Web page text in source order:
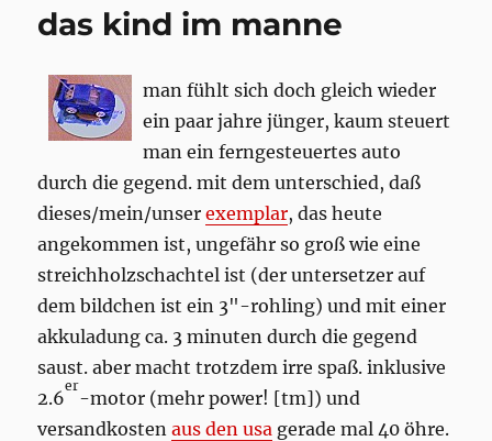
das kind im manne
man fühlt sich doch gleich wieder
ein paar jahre jünger, kaum steuert
man ein ferngesteuertes auto
durch die gegend. mit dem unterschied, daß
dieses/mein/unserexemplar, das heute
angekommen ist, ungefähr so groß wie eine
streichholzschachtel ist (der untersetzer auf
dem bildchen ist ein 3"-rohling) und mit einer
akkuladung ca. 3 minuten durch die gegend
saust. aber macht trotzdem irre spaß. inklusive
2.6
er
-motor (mehr power! [tm]) und
versandkostenaus den usa gerade mal 40 öhre.